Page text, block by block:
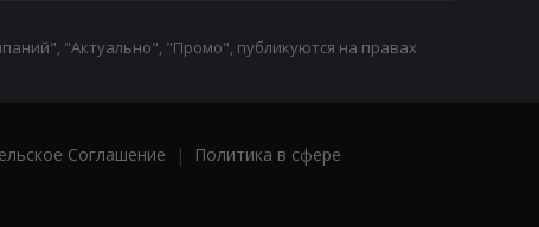
"Актуально", "Промо", публикуются на правах
Соглашение |
Политика в сфере